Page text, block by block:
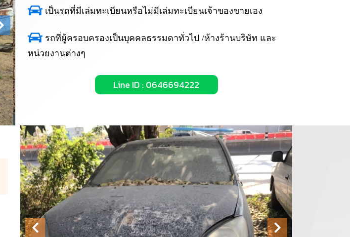
เป็นรถที่มีเล่มทะเบียนหรือไม่มีเล่มทะเบียนเจ้าของขายเอง
รถที่ผู้ครอบครองเป็นบุคคลธรรมดาทั่วไป /ห้างร้านบริษัท และ
หน่วยงานต่างๆ
Line ID : 0646694222